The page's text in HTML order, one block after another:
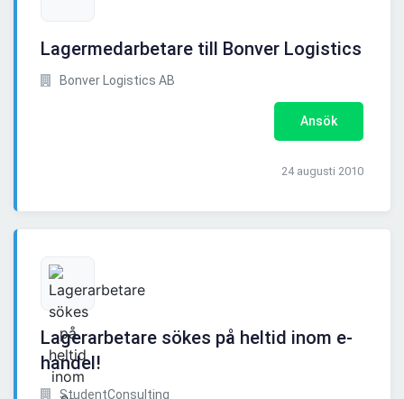
Lagermedarbetare till Bonver Logistics
Bonver Logistics AB
Ansök
24 augusti 2010
Lagerarbetare sökes på heltid inom e-
handel!
StudentConsulting